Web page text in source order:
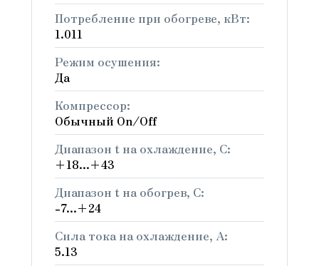
Потребление при обогреве, кВт:
1.011
Режим осушения:
Да
Компрессор:
Обычный On/Off
Диапазон t на охлаждение, С:
+18...+43
Диапазон t на обогрев, С:
-7...+24
Сила тока на охлаждение, А:
5.13